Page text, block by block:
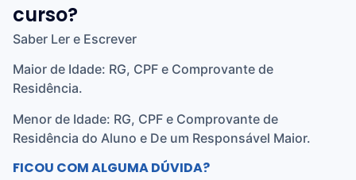
curso?
Saber Ler e Escrever
Maior de Idade: RG, CPF e Comprovante de
Residência.
Menor de Idade: RG, CPF e Comprovante de
Residência do Aluno e De um Responsável Maior.
FICOU COM ALGUMA DÚVIDA?